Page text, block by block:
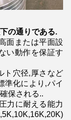
の通りである.
面または平面設
い動作を保証す
ト穴径,厚さなど
準化により,パイ
保される..
力に耐える能力